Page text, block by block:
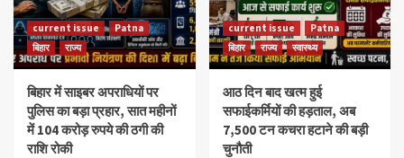
current issue
Patna
बिहार
राज्य
बिहार में साइबर अपराधियों पर
पुलिस का बड़ा प्रहार, सात महीनों
में 104 करोड़ रुपये की ठगी की
राशि रोकी
current issue
Patna
बिहार
राज्य स्वास्थ्य
आठ दिन बाद खत्म हुई
सफाईकर्मियों की हड़ताल, अब
7,500 टन कचरा हटाने की बड़ी
चुनौती